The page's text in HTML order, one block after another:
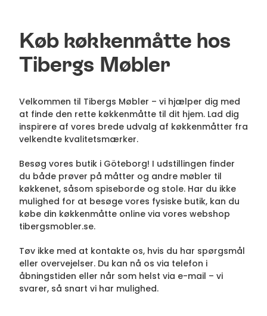
Køb køkkenmåtte hos
Tibergs Møbler
Velkommen til Tibergs Møbler – vi hjælper dig med
at finde den rette køkkenmåtte til dit hjem. Lad dig
inspirere af vores brede udvalg af køkkenmåtter fra
velkendte kvalitetsmærker.
Besøg vores butik i Göteborg! I udstillingen finder
du både prøver på måtter og andre møbler til
køkkenet, såsom spiseborde og stole. Har du ikke
mulighed for at besøge vores fysiske butik, kan du
købe din køkkenmåtte online via vores webshop
tibergsmobler.se.
Tøv ikke med at kontakte os, hvis du har spørgsmål
eller overvejelser. Du kan nå os via telefon i
åbningstiden eller når som helst via e-mail – vi
svarer, så snart vi har mulighed.